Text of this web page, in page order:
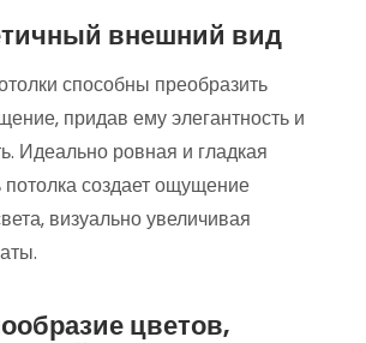
внешний вид
способны преобразить
придав ему элегантность и
Идеально ровная и гладкая
потолка создает ощущение
визуально увеличивая
цветов‚